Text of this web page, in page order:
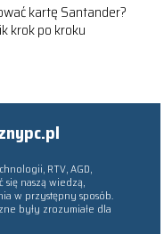
kartę Santander?
krok po kroku
RTV, AGD,
naszą wiedzą,
w przystępny sposób.
były zrozumiałe dla